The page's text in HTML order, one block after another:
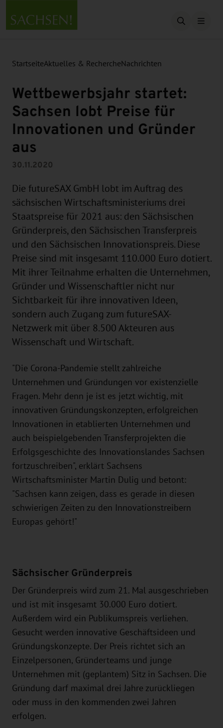
Suche
StartseiteAktuelles & RechercheNachrichten
Wettbewerbsjahr startet:
Sachsen lobt Preise für
Innovationen und Gründer
aus
30.11.2020
Die futureSAX GmbH lobt im Auftrag des
sächsischen Wirtschaftsministeriums drei
Staatspreise für 2021 aus: den Sächsischen
Gründerpreis, den Sächsischen Transferpreis
und den Sächsischen Innovationspreis. Diese
Preise sind mit insgesamt 110.000 Euro dotiert.
Mit ihrer Teilnahme erhalten die Unternehmen,
Gründer und Wissenschaftler nicht nur
Sichtbarkeit für ihre innovativen Ideen,
sondern auch Zugang zum futureSAX-
Netzwerk mit über 8.500 Akteuren aus
Wissenschaft und Wirtschaft.
"Die Corona-Pandemie stellt zahlreiche
Unternehmen und Gründungen vor existenzielle
Fragen. Mehr denn je ist es jetzt wichtig, mit
innovativen Gründungskonzepten, erfolgreichen
Innovationen in etablierten Unternehmen und
auch beispielgebenden Transferprojekten die
Erfolgsgeschichte des Innovationslandes Sachsen
fortzuschreiben", erklärt Sachsens
Wirtschaftsminister Martin Dulig und betont:
"Sachsen kann zeigen, dass es gerade in diesen
schwierigen Zeiten zu den Innovationstreibern
Europas gehört!"
Sächsischer Gründerpreis
Der Gründerpreis wird zum 21. Mal ausgeschrieben
und ist mit insgesamt 30.000 Euro dotiert.
Außerdem wird ein Publikumspreis verliehen.
Gesucht werden innovative Geschäftsideen und
Gründungskonzepte. Der Preis richtet sich an
Einzelpersonen, Gründerteams und junge
Unternehmen mit (geplantem) Sitz in Sachsen. Die
Gründung darf maximal drei Jahre zurückliegen
oder muss in den kommenden zwei Jahren
erfolgen.